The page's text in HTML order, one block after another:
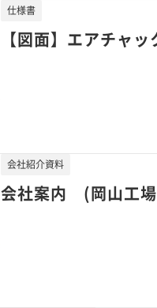
【図面】エアチャ
仕様書
会社案内 (岡山工
会社紹介資料